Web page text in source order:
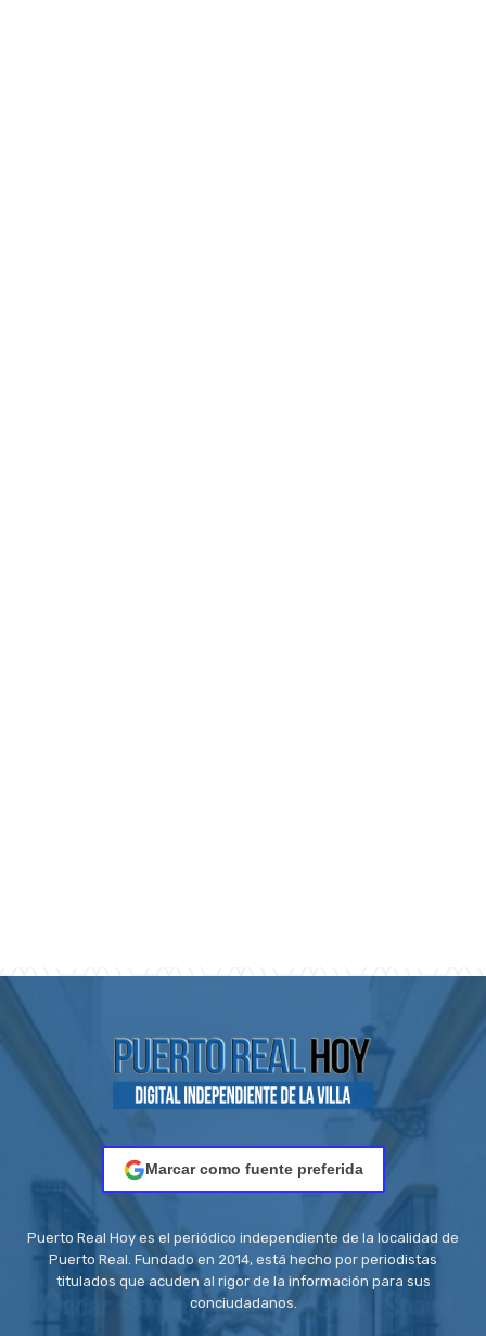
Marcar como fuente preferida
Puerto Real Hoy es el periódico independiente de la localidad de
Puerto Real. Fundado en 2014, está hecho por periodistas
titulados que acuden al rigor de la información para sus
conciudadanos.